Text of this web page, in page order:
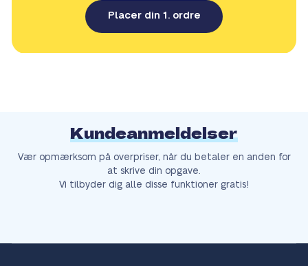
Placer din 1. ordre
Kundeanmeldelser
Vær opmærksom på overpriser, når du betaler en anden for
at skrive din opgave.
Vi tilbyder dig alle disse funktioner gratis!